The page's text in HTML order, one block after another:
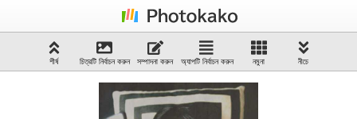
শীর্ষ চিত্রটি নির্বাচন করুন সম্পাদনা করুন অ্যাপটি নির্বাচন করুন নমুনা নীচে